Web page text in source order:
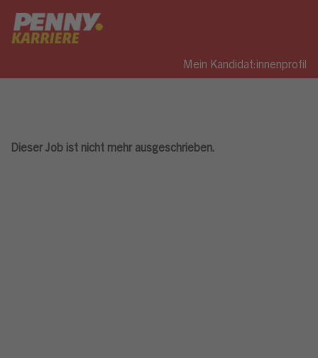
Mein Kandidat:innenprofil
Dieser Job ist nicht mehr ausgeschrieben.